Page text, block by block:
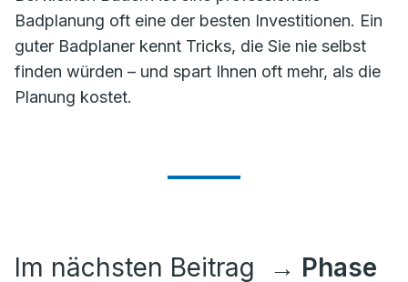
Badplanung oft eine der besten Investitionen. Ein
guter Badplaner kennt Tricks, die Sie nie selbst
finden würden – und spart Ihnen oft mehr, als die
Planung kostet.
Im nächsten Beitrag → Phase